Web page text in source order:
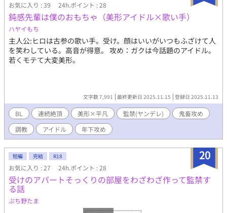
お気に入り : 39 24h.ポイント : 28
鈍感先輩は僕のおもちゃ（美形アイドル×歌い手）
ハヤイもち
主人公:ヒロは古参の歌い手。受け。顔はいいがいつもふざけて人
を笑わしている。高音が得意。 攻め：ガクは今話題のアイドル。
若くモテて大変美形。
文字数 7,991 最終更新日 2025.11.15 登録日 2025.11.13
BL 連続絶頂 美形×平凡 監禁(ヤンデレ)
鬼畜攻め
調教
アイドル 年下攻め
20
短編 完結 R18
お気に入り : 27 24h.ポイント : 28
受けのアパートそっくりの部屋をわざわざ作って監禁す
る話
ぷち野たま